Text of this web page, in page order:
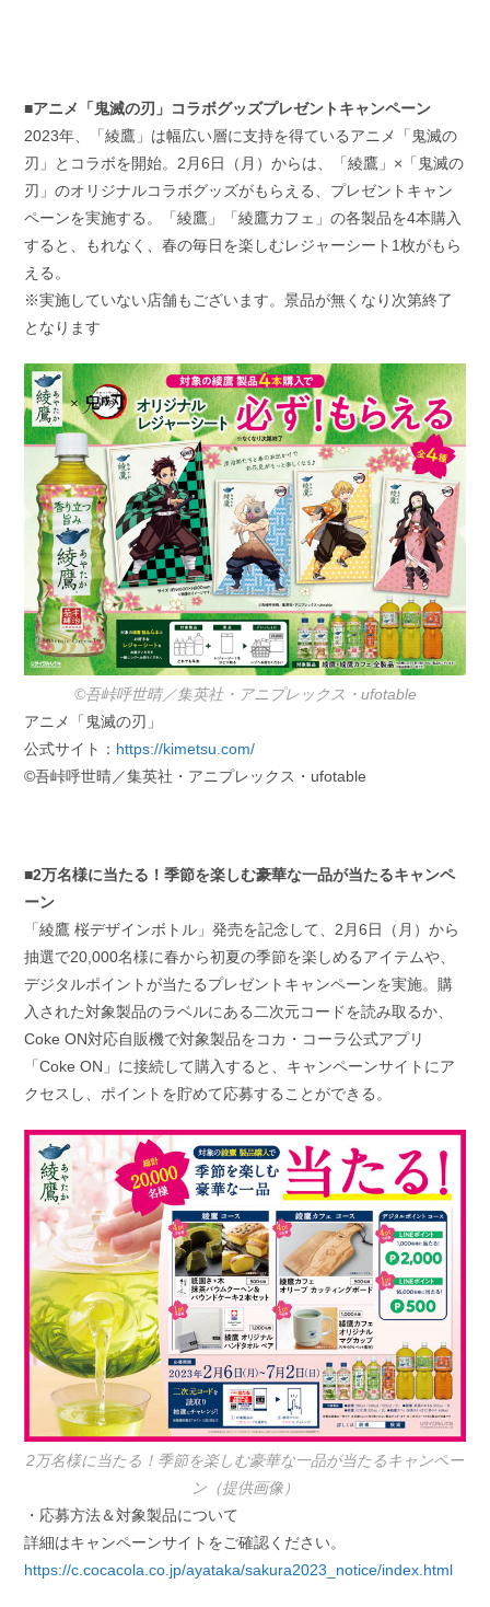
■アニメ「鬼滅の刃」コラボグッズプレゼントキャンペーン
2023年、「綾鷹」は幅広い層に支持を得ているアニメ「鬼滅の
刃」とコラボを開始。2月6日（月）からは、「綾鷹」×「鬼滅の
刃」のオリジナルコラボグッズがもらえる、プレゼントキャン
ペーンを実施する。「綾鷹」「綾鷹カフェ」の各製品を4本購入
すると、もれなく、春の毎日を楽しむレジャーシート1枚がもら
える。
※実施していない店舗もございます。景品が無くなり次第終了
となります
©吾峠呼世晴／集英社・アニプレックス・ufotable
アニメ「鬼滅の刃」
公式サイト： https://kimetsu.com/
©吾峠呼世晴／集英社・アニプレックス・ufotable
■2万名様に当たる！季節を楽しむ豪華な一品が当たるキャンペ
ーン
「綾鷹 桜デザインボトル」発売を記念して、2月6日（月）から
抽選で20,000名様に春から初夏の季節を楽しめるアイテムや、
デジタルポイントが当たるプレゼントキャンペーンを実施。購
入された対象製品のラベルにある二次元コードを読み取るか、
Coke ON対応自販機で対象製品をコカ・コーラ公式アプリ
「Coke ON」に接続して購入すると、キャンペーンサイトにア
クセスし、ポイントを貯めて応募することができる。
2万名様に当たる！季節を楽しむ豪華な一品が当たるキャンペー
ン（提供画像）
・応募方法＆対象製品について
詳細はキャンペーンサイトをご確認ください。
https://c.cocacola.co.jp/ayataka/sakura2023_notice/index.html